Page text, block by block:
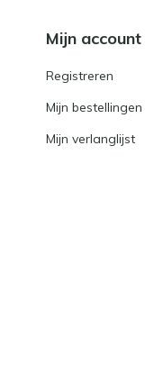
Mijn account
Registreren
Mijn bestellingen
Mijn verlanglijst